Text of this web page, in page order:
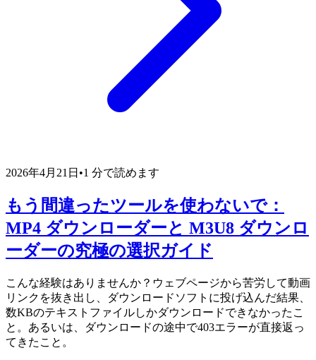
2026年4月21日 •1 分で読めます
もう間違ったツールを使わないで：
MP4 ダウンローダーと M3U8 ダウンロ
ーダーの究極の選択ガイド
こんな経験はありませんか？ウェブページから苦労して動画
リンクを抜き出し、ダウンロードソフトに投げ込んだ結果、
数KBのテキストファイルしかダウンロードできなかったこ
と。あるいは、ダウンロードの途中で403エラーが直接返っ
てきたこと。